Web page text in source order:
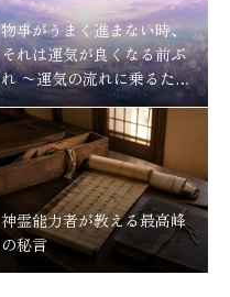
物事がうまく進まない時、
それは運気が良くなる前ぶ
れ 〜運気の流れに乗るため
にする事〜
神霊能力者が教える最高峰
の秘言